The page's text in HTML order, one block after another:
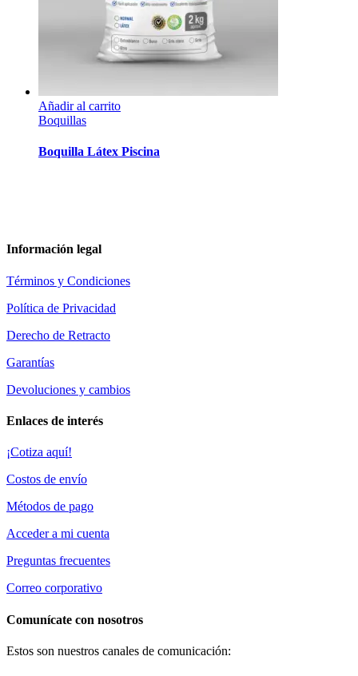
Añadir al carrito
Boquillas
Boquilla Látex Piscina
Información legal
Términos y Condiciones
Política de Privacidad
Derecho de Retracto
Garantías
Devoluciones y cambios
Enlaces de interés
¡Cotiza aquí!
Costos de envío
Métodos de pago
Acceder a mi cuenta
Preguntas frecuentes
Correo corporativo
Comunícate con nosotros
Estos son nuestros canales de comunicación: